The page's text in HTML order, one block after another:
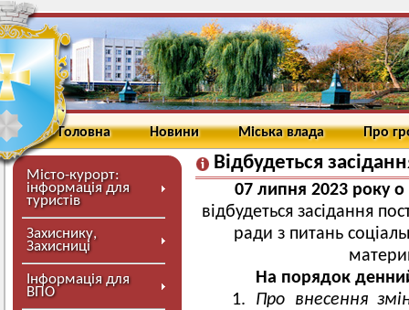
Головна Новини Міська влада Про
Місто-курорт:
інформація для
туристів
Захиснику,
Захисниці
Інформація для
ВПО
Відбудеться
07 липня 2023 року
відбудеться засідання
ради з питань
На порядок
Про внесення